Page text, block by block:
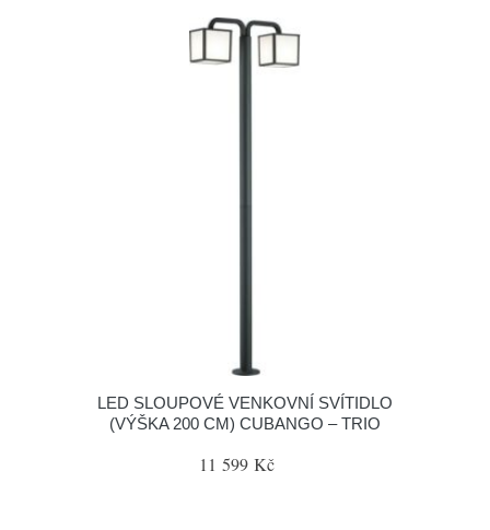
LED SLOUPOVÉ VENKOVNÍ SVÍTIDLO
(VÝŠKA 200 CM) CUBANGO – TRIO
11 599 Kč